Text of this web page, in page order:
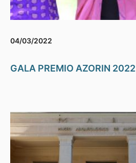
04/03/2022
GALA PREMIO AZORIN 2022